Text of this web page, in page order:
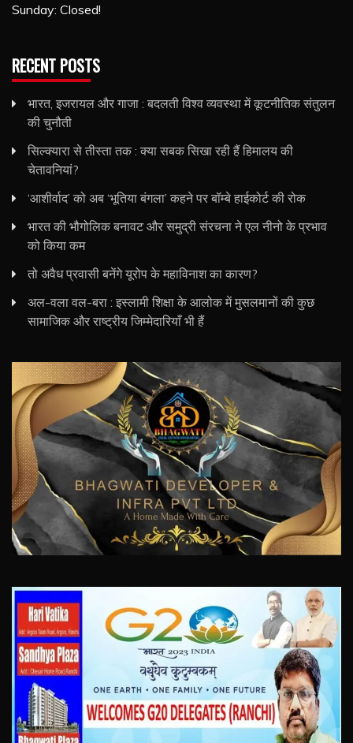
Sunday: Closed!
RECENT POSTS
भारत, इजरायल और गाजा : बदलती विश्व व्यवस्था में कूटनीतिक संतुलन
की चुनौती
सिल्क्यारा से तीस्ता तक : क्या सबक सिखा रही हैं हिमालय की
चेतावनियां?
‘आशीर्वाद’ को अब ‘भूतिया बंगला’ कहने पर बॉम्बे हाईकोर्ट की रोक
भारत की भौगोलिक बनावट और समुद्री संरचना ने एल नीनो के प्रभाव
को किया कम
तो अवैध प्रवासी बनेंगे यूरोप के महाविनाश का कारण?
अल-वला वल-बरा : इस्लामी शिक्षा के आलोक में मुसलमानों की कुछ
सामाजिक और राष्ट्रीय जिम्मेदारियाँ भी हैं